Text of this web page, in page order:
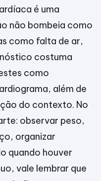
é uma
não bombeia como
como falta de ar,
costuma
como
além de
do contexto. No
observar peso,
organizar
quando houver
vale lembrar que